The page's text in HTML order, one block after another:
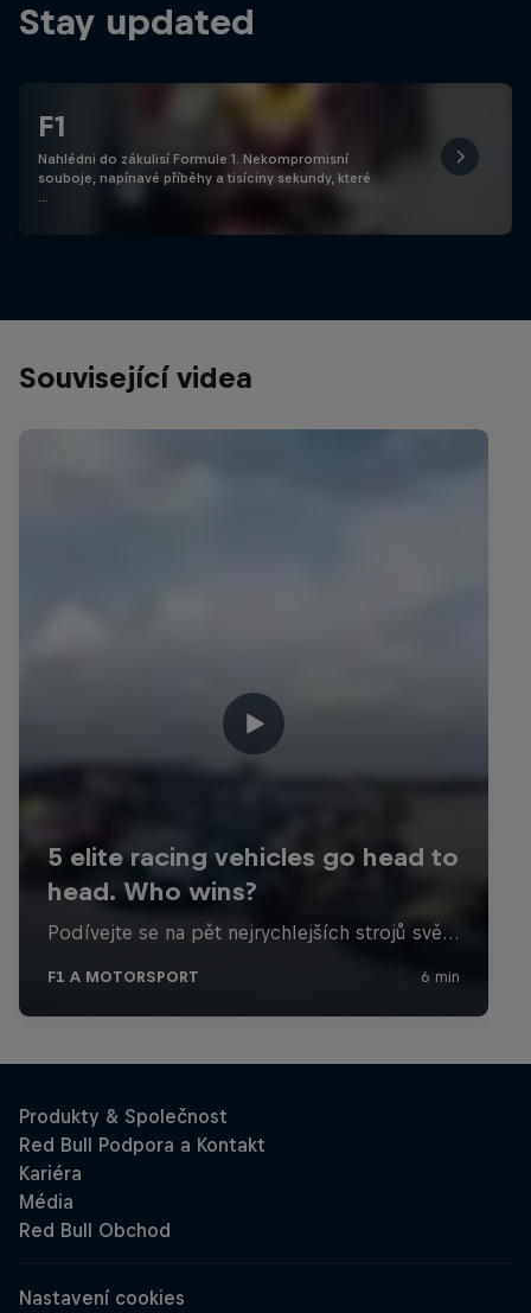
Stay updated
F1
Nahlédni do zákulisí Formule 1. Nekompromisní
souboje, napínavé příběhy a tisíciny sekundy, které
Související videa